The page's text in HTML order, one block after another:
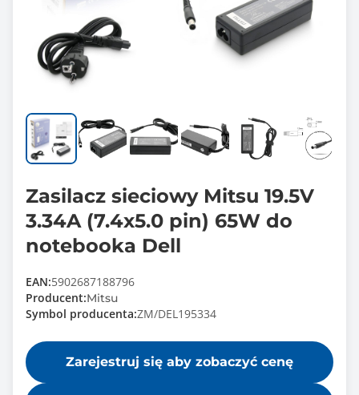
Zasilacz sieciowy Mitsu 19.5V
3.34A (7.4x5.0 pin) 65W do
notebooka Dell
EAN:5902687188796
Producent:Mitsu
Symbol producenta:ZM/DEL195334
Zarejestruj się aby zobaczyć cenę